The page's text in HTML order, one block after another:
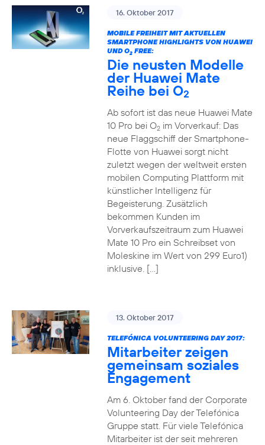
16. Oktober 2017
MOBILE FREIHEIT MIT AKTUELLEN
SMARTPHONE HIGHLIGHTS VON HUAWEI
UND O2FREE:
Die neusten Modelle
der Huawei Mate
Reihe bei O2
Ab sofort ist das neue Huawei Mate
10 Pro bei O2im Vorverkauf: Das
neue Flaggschiff der Smartphone-
Flotte von Huawei sorgt nicht
zuletzt wegen der weltweit ersten
mobilen Computing Plattform mit
künstlicher Intelligenz für
Begeisterung. Zusätzlich
bekommen Kunden im
Vorverkaufszeitraum zum Huawei
Mate 10 Pro ein Schreibset von
Moleskine im Wert von 299 Euro1)
inklusive. […]
13. Oktober 2017
TELEFÓNICA VOLUNTEERING DAY 2017:
Mitarbeiter zeigen
gemeinsam soziales
Engagement
Am 6. Oktober fand der Corporate
Volunteering Day der Telefónica
Gruppe statt. Für viele Telefónica
Mitarbeiter ist der seit mehreren